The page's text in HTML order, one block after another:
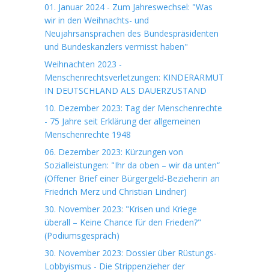
01. Januar 2024 - Zum Jahreswechsel: "Was
wir in den Weihnachts- und
Neujahrsansprachen des Bundespräsidenten
und Bundeskanzlers vermisst haben"
Weihnachten 2023 -
Menschenrechtsverletzungen: KINDERARMUT
IN DEUTSCHLAND ALS DAUERZUSTAND
10. Dezember 2023: Tag der Menschenrechte
- 75 Jahre seit Erklärung der allgemeinen
Menschenrechte 1948
06. Dezember 2023: Kürzungen von
Sozialleistungen: "Ihr da oben – wir da unten“
(Offener Brief einer Bürgergeld-Bezieherin an
Friedrich Merz und Christian Lindner)
30. November 2023: "Krisen und Kriege
überall – Keine Chance für den Frieden?"
(Podiumsgespräch)
30. November 2023: Dossier über Rüstungs-
Lobbyismus - Die Strippenzieher der